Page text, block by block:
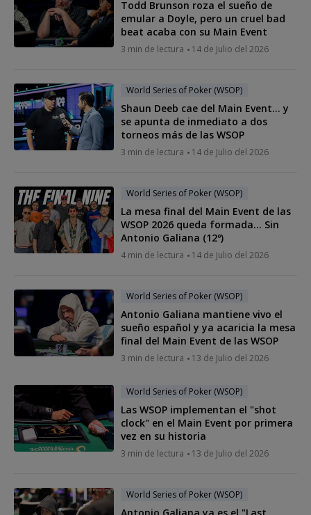
Todd Brunson roza el sueño de
emular a Doyle, pero un cruel bad
beat acaba con su Main Event
3 min de lectura 14 de Julio del 2026
World Series of Poker (WSOP)
Shaun Deeb cae del Main Event… y
se apunta de inmediato a dos
torneos más de las WSOP
3 min de lectura 14 de Julio del 2026
World Series of Poker (WSOP)
La mesa final del Main Event de las
WSOP 2026 queda formada... Sin
Antonio Galiana (12º)
4 min de lectura 14 de Julio del 2026
World Series of Poker (WSOP)
Antonio Galiana mantiene vivo el
sueño español y ya acaricia la mesa
final del Main Event de las WSOP
3 min de lectura 13 de Julio del 2026
World Series of Poker (WSOP)
Las WSOP implementan el "shot
clock" en el Main Event por primera
vez en su historia
3 min de lectura 13 de Julio del 2026
World Series of Poker (WSOP)